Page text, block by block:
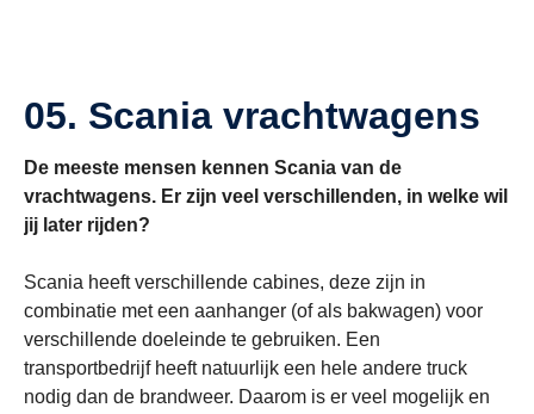
05. Scania vrachtwagens
De meeste mensen kennen Scania van de
vrachtwagens. Er zijn veel verschillenden, in welke wil
jij later rijden?
Scania heeft verschillende cabines, deze zijn in
combinatie met een aanhanger (of als bakwagen) voor
verschillende doeleinde te gebruiken. Een
transportbedrijf heeft natuurlijk een hele andere truck
nodig dan de brandweer. Daarom is er veel mogelijk en